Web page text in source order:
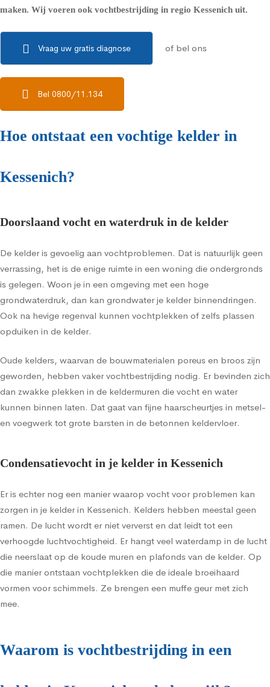
maken. Wij voeren ook vochtbestrijding in regio Kessenich uit.
Vraag uw gratis diagnose of bel ons
Bel 0800/11.134
Hoe ontstaat een vochtige kelder in
Kessenich?
Doorslaand vocht en waterdruk in de kelder
De kelder is gevoelig aan vochtproblemen. Dat is natuurlijk geen
verrassing, het is de enige ruimte in een woning die ondergronds
is gelegen. Woon je in een omgeving met een hoge
grondwaterdruk, dan kan grondwater je kelder binnendringen.
Ook na hevige regenval kunnen vochtplekken of zelfs plassen
opduiken in de kelder.
Oude kelders, waarvan de bouwmaterialen poreus en broos zijn
geworden, hebben vaker vochtbestrijding nodig. Er bevinden zich
dan zwakke plekken in de keldermuren die vocht en water
kunnen binnen laten. Dat gaat van fijne haarscheurtjes in metsel-
en voegwerk tot grote barsten in de betonnen keldervloer.
Condensatievocht in je kelder in Kessenich
Er is echter nog een manier waarop vocht voor problemen kan
zorgen in je kelder in Kessenich. Kelders hebben meestal geen
ramen. De lucht wordt er niet ververst en dat leidt tot een
verhoogde luchtvochtigheid. Er hangt veel waterdamp in de lucht
die neerslaat op de koude muren en plafonds van de kelder. Op
die manier ontstaan vochtplekken die de ideale broeihaard
vormen voor schimmels. Ze brengen een muffe geur met zich
mee.
Waarom is vochtbestrijding in een